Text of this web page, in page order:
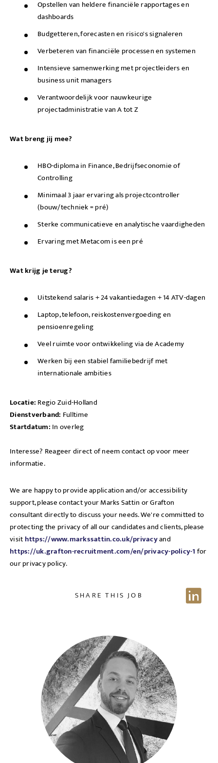
Opstellen van heldere financiële rapportages en
dashboards
Budgetteren, forecasten en risico's signaleren
Verbeteren van financiële processen en systemen
Intensieve samenwerking met projectleiders en
business unit managers
Verantwoordelijk voor nauwkeurige
projectadministratie van A tot Z
Wat breng jij mee?
HBO-diploma in Finance, Bedrijfseconomie of
Controlling
Minimaal 3 jaar ervaring als projectcontroller
(bouw/techniek = pré)
Sterke communicatieve en analytische vaardigheden
Ervaring met Metacom is een pré
Wat krijg je terug?
Uitstekend salaris + 24 vakantiedagen + 14 ATV-dagen
Laptop, telefoon, reiskostenvergoeding en
pensioenregeling
Veel ruimte voor ontwikkeling via de Academy
Werken bij een stabiel familiebedrijf met
internationale ambities
Locatie: Regio Zuid-Holland
Dienstverband: Fulltime
Startdatum: In overleg
Interesse? Reageer direct of neem contact op voor meer
informatie.
We are happy to provide application and/or accessibility
support, please contact your Marks Sattin or Grafton
consultant directly to discuss your needs. We're committed to
protecting the privacy of all our candidates and clients, please
visit https://www.markssattin.co.uk/privacyand
https://uk.grafton-recruitment.com/en/privacy-policy-1 for
our privacy policy.
SHARE THIS JOB
Send me a message
EMAIL ADDRESS
Sign up for job alerts